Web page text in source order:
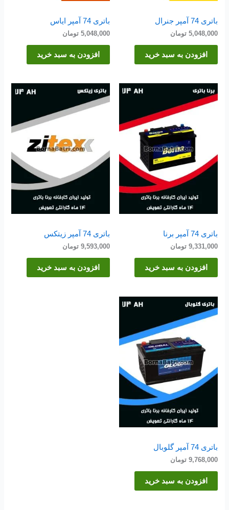
باتری 74 آمپر جنرال
5,048,000 تومان
افزودن به سبد خرید
باتری 74 آمپر ایاس
5,048,000 تومان
افزودن به سبد خرید
باتری 74 آمپر برنا
9,331,000 تومان
افزودن به سبد خرید
باتری 74 آمپر زیتکس
9,593,000 تومان
افزودن به سبد خرید
باتری 74 آمپر گلوبال
9,768,000 تومان
افزودن به سبد خرید